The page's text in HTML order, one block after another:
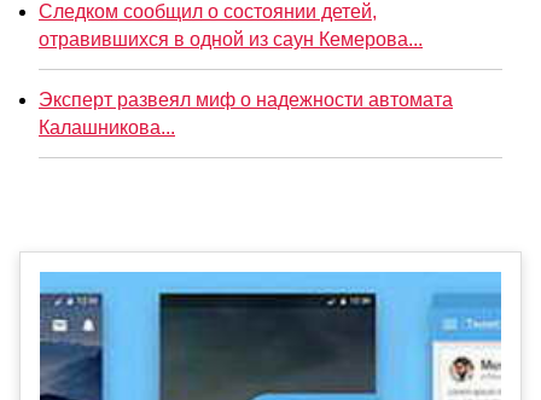
Следком сообщил о состоянии детей,
отравившихся в одной из саун Кемерова...
Эксперт развеял миф о надежности автомата
Калашникова...